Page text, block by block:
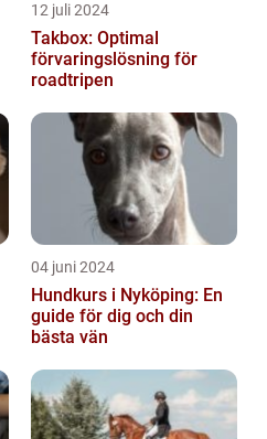
12 juli 2024
Takbox: Optimal
förvaringslösning för
roadtripen
04 juni 2024
Hundkurs i Nyköping: En
guide för dig och din
bästa vän